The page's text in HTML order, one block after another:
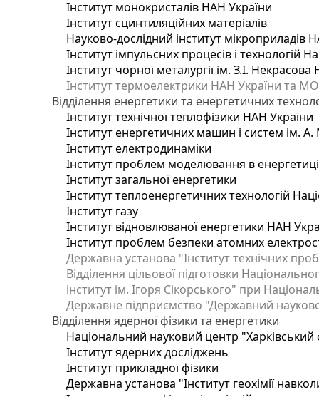
Інститут монокристалів НАН України
Інститут сцинтиляційних матеріалів
Науково-дослідний інститут мікроприладів
Інститут імпульсних процесів і технологій
Інститут чорної металургії ім. З.І.
Інститут термоелектрики НАН України та
Відділення енергетики та енергетичних
Інститут технічної теплофізики НАН України
Інститут енергетичних машин і систем ім.
Інститут електродинаміки
Інститут проблем моделювання в
Інститут загальної енергетики
Інститут теплоенергетичних технологій
Інститут газу
Інститут відновлюваної енергетики НАН
Інститут проблем безпеки атомних
Державна установа "Інститут технічних
Відділення цільової підготовки
інститут ім. Ігоря Сікорського" при
Державне підприємство "Державний
Відділення ядерної фізики та енергетики
Національний науковий центр "Харківський
Інститут ядерних досліджень
Інститут прикладної фізики
Державна установа "Інститут геохімії